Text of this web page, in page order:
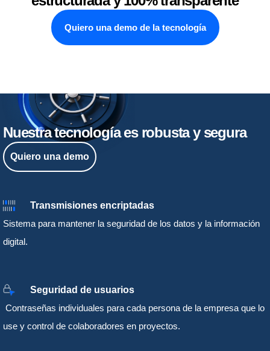
Quiero una demo de la tecnología
Nuestra tecnología es robusta y segura
Quiero una demo
Transmisiones encriptadas
Sistema para mantener la seguridad de los datos y la información
digital.
Seguridad de usuarios
Contraseñas individuales para cada persona de la empresa que lo
use y control de colaboradores en proyectos.